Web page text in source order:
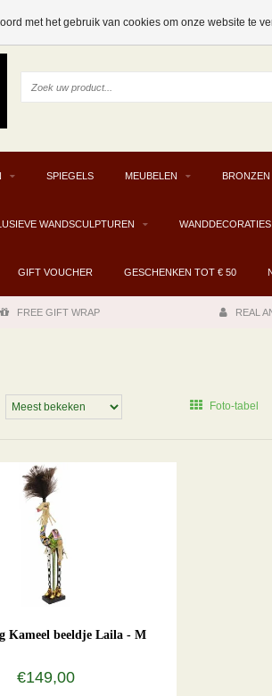
SPIEGELS MEUBELEN BRONZEN
WANDSCULPTUREN WANDDECORATIES
GIFT VOUCHER GESCHENKEN TOT € 50
FREE GIFT WRAP REAL
Foto-tabel
Kameel beeldje Laila - M
€149,00
met het gebruik van cookies om onze website te